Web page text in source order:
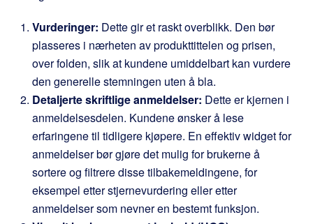
Vurderinger: Dette gir et raskt overblikk. Den bør
plasseres i nærheten av produkttittelen og prisen,
over folden, slik at kundene umiddelbart kan vurdere
den generelle stemningen uten å bla.
Detaljerte skriftlige anmeldelser: Dette er kjernen i
anmeldelsesdelen. Kundene ønsker å lese
erfaringene til tidligere kjøpere. En effektiv widget for
anmeldelser bør gjøre det mulig for brukerne å
sortere og filtrere disse tilbakemeldingene, for
eksempel etter stjernevurdering eller etter
anmeldelser som nevner en bestemt funksjon.